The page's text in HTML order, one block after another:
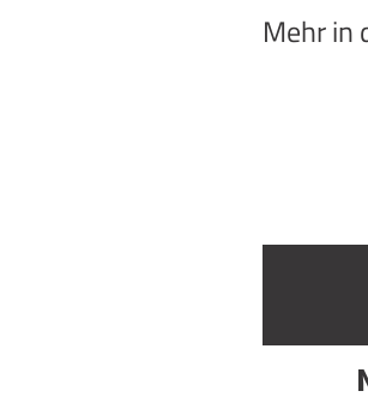
Mehr in